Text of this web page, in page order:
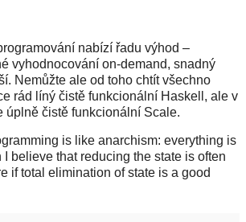
nabízí řadu výhod –
vyhodnocování on-demand, snadný
Nemůžte ale od toho chtít všechno
rád líný čistě funkcionální Haskell, ale v
úplně čistě funkcionální Scale.
is like anarchism: everything is
believe that reducing the state is often
if total elimination of state is a good